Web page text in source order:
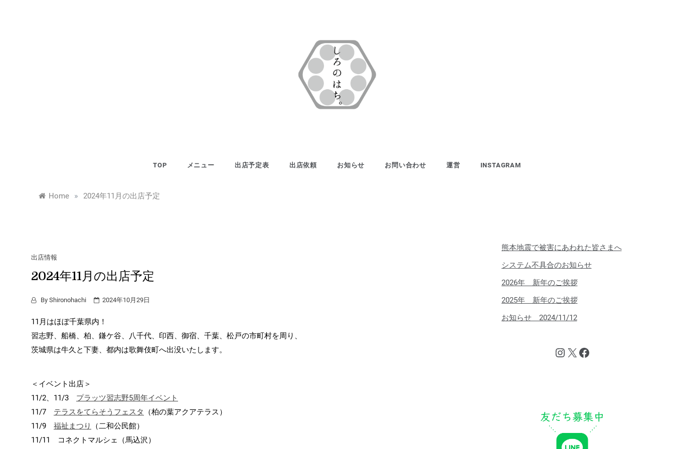
はち。
TOP メニュー 出店予定表 出店依頼 お知らせ お問い合わせ 運営 INSTAGRAM
Home » 2024年11月の出店予定
出店情報
2024年11月の出店予定
By Shironohachi 2024年10月29日
11月はほぼ千葉県内！
習志野、船橋、柏、鎌ケ谷、八千代、印西、御宿、千葉、松戸の市町村を周り、
茨城県は牛久と下妻、都内は歌舞伎町へ出没いたします。
＜イベント出店＞
11/2、11/3 プラッツ習志野5周年イベント
11/7 テラスをてらそうフェスタ
（柏の葉アクアテラス）
11/9 福祉まつり
（二和公民館）
11/11 コネクトマルシェ（馬込沢）
熊本地震で被害にあわれた皆さまへ
システム不具合のお知らせ
2026年 新年のご挨拶
2025年 新年のご挨拶
お知らせ 2024/11/12
Instagram
X Facebook